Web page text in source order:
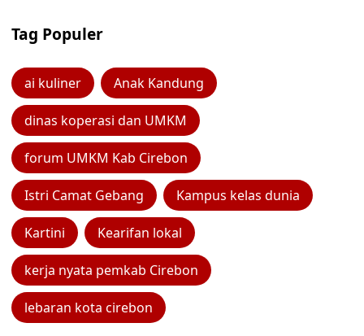
Tag Populer
ai kuliner Anak Kandung
dinas koperasi dan UMKM
forum UMKM Kab Cirebon
Istri Camat Gebang Kampus kelas dunia
Kartini Kearifan lokal
kerja nyata pemkab Cirebon
lebaran kota cirebon